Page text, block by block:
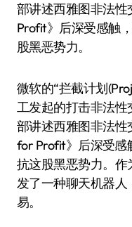
部讲述西雅图非法性
Profit》后深受感触
股黑恶势力。
微软的“拦截计划
工发起的打击非法
部讲述西雅图非法性
for Profit》后深受感
抗这股黑恶势力。
发了一种聊天机器
易。